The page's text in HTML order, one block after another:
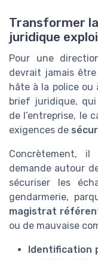
Transformer
juridique
Pour une
devrait jamais
hâte à la police ou
brief juridique,
de l’entreprise, le
exigences de
Concrètement,
demande autour
sécuriser les
gendarmerie,
magistrat
ou de mauvaise
Identification